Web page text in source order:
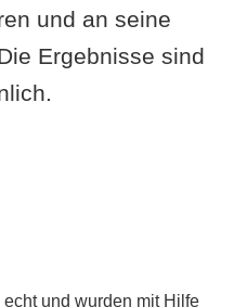
und an seine
Ergebnisse sind
und wurden mit Hilfe